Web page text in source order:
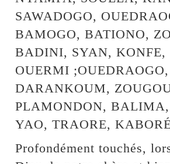
SAWADOGO,
BAMOGO, BATIONO,
BADINI, SYAN, KONFE,
OUERMI
DARANKOUM,
PLAMONDON,
YAO, TRAORE,
Profondément touchés,